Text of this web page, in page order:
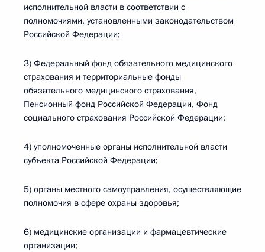
исполнительной власти в соответствии с
полномочиями, установленными законодательством
Российской Федерации;
3) Федеральный фонд обязательного медицинского
страхования и территориальные фонды
обязательного медицинского страхования,
Пенсионный фонд Российской Федерации, Фонд
социального страхования Российской Федерации;
4) уполномоченные органы исполнительной власти
субъекта Российской Федерации;
5) органы местного самоуправления, осуществляющие
полномочия в сфере охраны здоровья;
6) медицинские организации и фармацевтические
организации;